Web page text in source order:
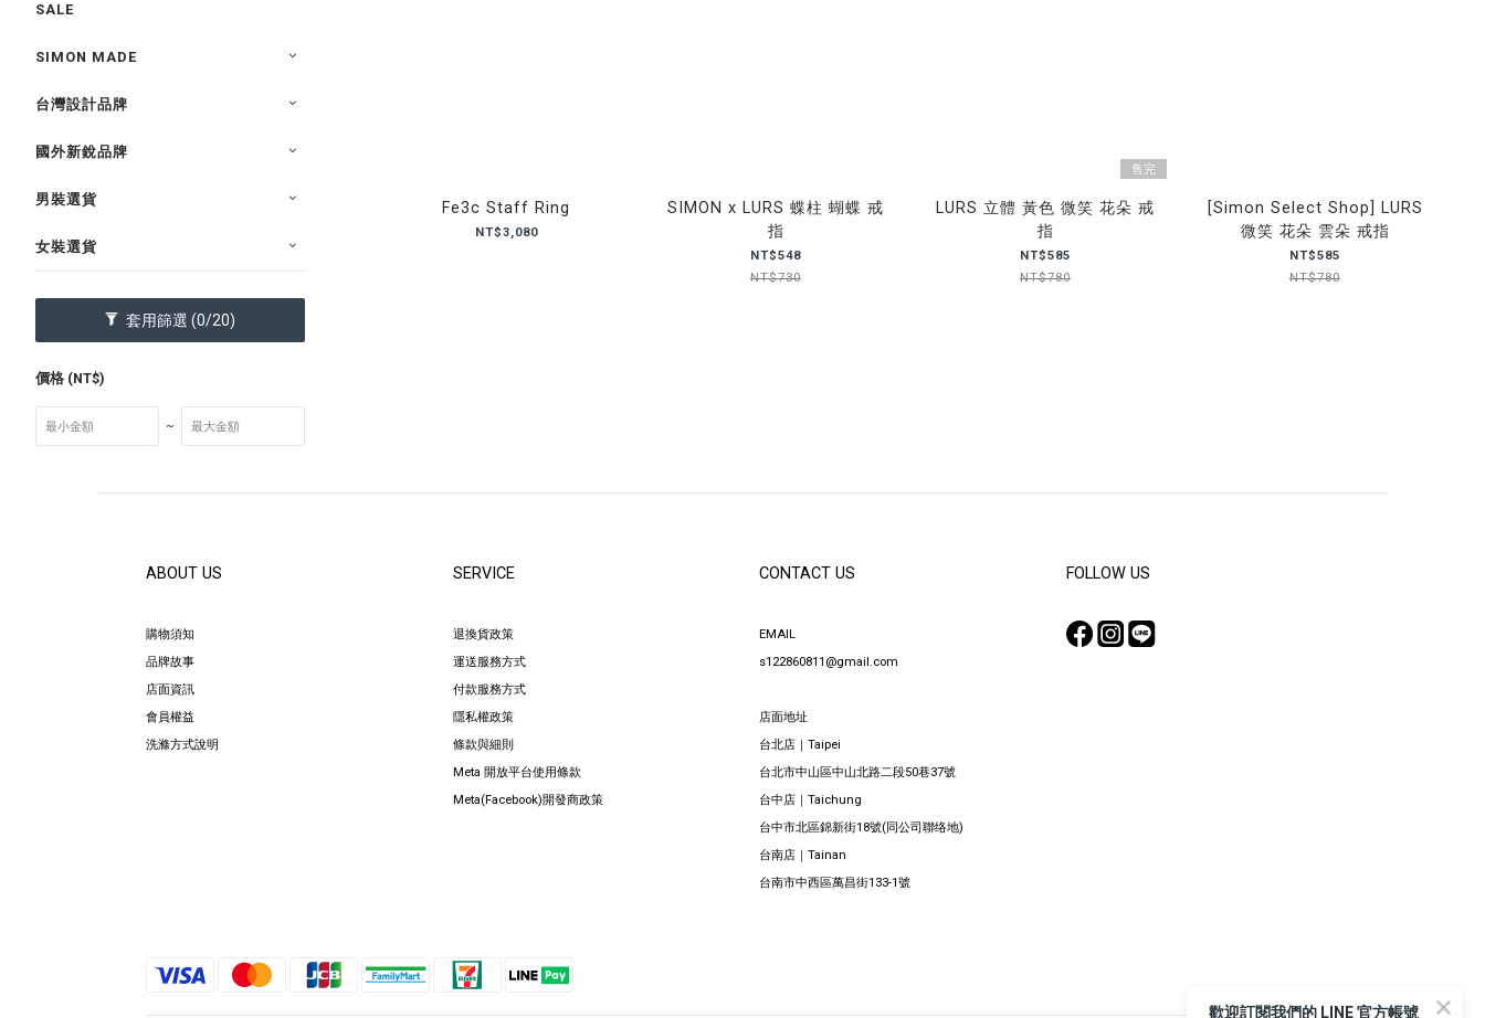
SALE
SIMON MADE
台灣設計品牌
國外新銳品牌
男裝選貨
女裝選貨
套用篩選 (0/20)
價格 (NT$)
~
Fe3c Staff Ring
NT$3,080
SIMON x LURS 蝶柱 蝴蝶 戒
指
NT$548
NT$730
售完
LURS 立體 黃色 微笑 花朵 戒
指
NT$585
NT$780
[Simon Select Shop] LURS
微笑 花朵 雲朵 戒指
NT$585
NT$780
ABOUT US
購物須知
品牌故事
店面資訊
會員權益
洗滌方式說明
SERVICE
退換貨政策
運送服務方式
付款服務方式
隱私權政策
條款與細則
Meta 開放平台使用條款
Meta(Facebook)開發商政策
CONTACT US
EMAIL
s122860811@gmail.com
店面地址
台北店｜Taipei
台北市中山區中山北路二段50巷37號
台中店｜Taichung
台中市北區錦新街18號(同公司聯络地)
台南店｜Tainan
台南市中西區萬昌街133-1號
FOLLOW US
歡迎訂閱我們的 LINE 官方帳號